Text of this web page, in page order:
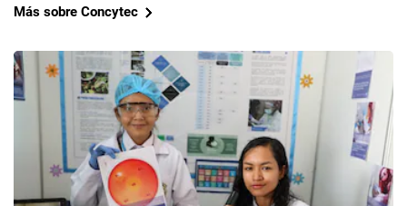
Más sobre Concytec